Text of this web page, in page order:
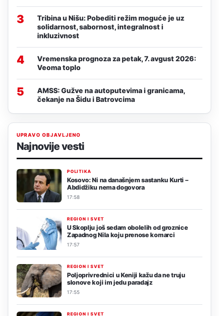
3
Tribina u Nišu: Pobediti režim moguće je uz
solidarnost, sabornost, integralnost i
inkluzivnost
4
Vremenska prognoza za petak, 7. avgust 2026:
Veoma toplo
5
AMSS: Gužve na autoputevima i granicama,
čekanje na Šidu i Batrovcima
UPRAVO OBJAVLJENO
Najnovije vesti
POLITIKA
Kosovo: Ni na današnjem sastanku Kurti –
Abdidžiku nema dogovora
17:58
REGION I SVET
U Skoplju još sedam obolelih od groznice
Zapadnog Nila koju prenose komarci
17:57
REGION I SVET
Poljoprivrednici u Keniji kažu da ne truju
slonove koji im jedu paradajz
17:55
REGION I SVET